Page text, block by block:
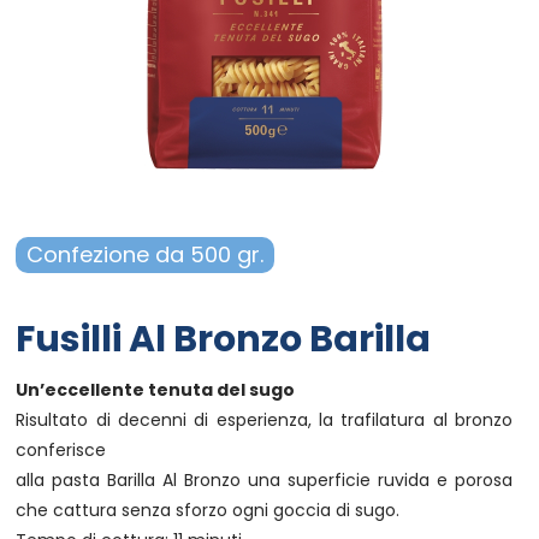
Campania - Basilicata - Calabria
Sicilia - Sardegna
Cialde Lavazza compatibili Nespresso®*
Confetture, miele, creme di cacao
Aceto
Igiene e cura persona
Prodotti di carta e plastica
Prodotti per animali
Candele
Confezione da 500 gr.
Fusilli Al Bronzo Barilla
Un’eccellente tenuta del sugo
Risultato di decenni di esperienza, la trafilatura al bronzo
conferisce
alla pasta Barilla Al Bronzo una superficie ruvida e porosa
che cattura senza sforzo ogni goccia di sugo.